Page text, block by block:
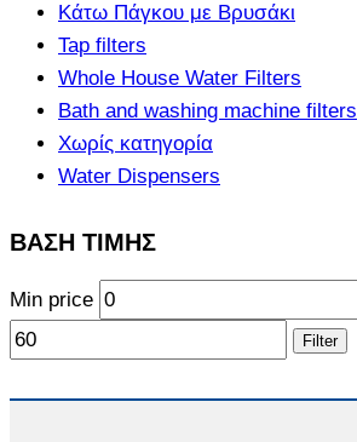
Κάτω Πάγκου με Βρυσάκι
Tap filters
Whole House Water Filters
Bath and washing machine filters
Χωρίς κατηγορία
Water Dispensers
ΒΑΣΗ ΤΙΜΗΣ
Min price
Filter